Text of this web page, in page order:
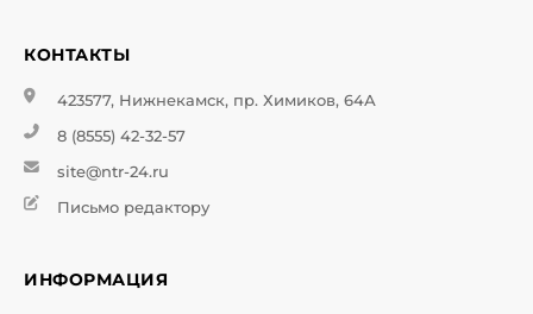
КОНТАКТЫ
423577, Нижнекамск, пр. Химиков, 64А
8 (8555) 42-32-57
site@ntr-24.ru
Письмо редактору
ИНФОРМАЦИЯ